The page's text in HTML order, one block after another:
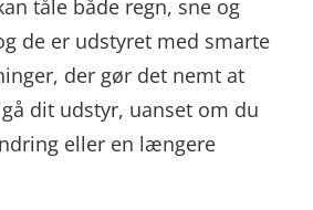
tåle både regn, sne og
de er udstyret med smarte
der gør det nemt at
dit udstyr, uanset om du
eller en længere